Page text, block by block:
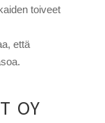
toiveet
että
OY